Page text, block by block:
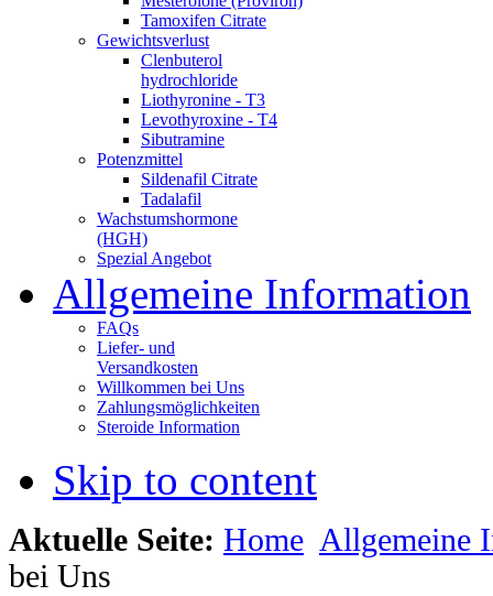
Tamoxifen Citrate
Gewichtsverlust
Clenbuterol
hydrochloride
Liothyronine - T3
Levothyroxine - T4
Sibutramine
Potenzmittel
Sildenafil Citrate
Tadalafil
Wachstumshormone
(HGH)
Spezial Angebot
Allgemeine Information
FAQs
Liefer- und
Versandkosten
Willkommen bei Uns
Zahlungsmöglichkeiten
Steroide Information
Skip to content
Aktuelle Seite: Home Allgemeine
bei Uns